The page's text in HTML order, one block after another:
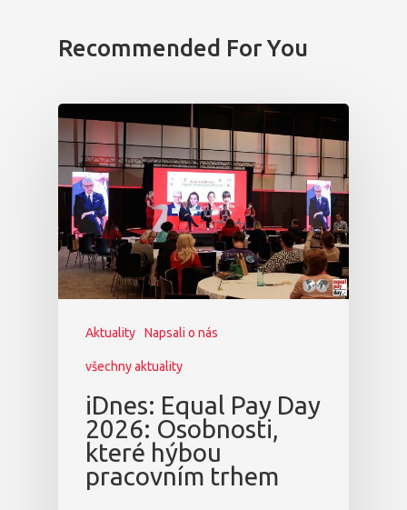
Recommended For You
Aktuality Napsali o nás
všechny aktuality
iDnes: Equal Pay Day
2026: Osobnosti,
které hýbou
pracovním trhem